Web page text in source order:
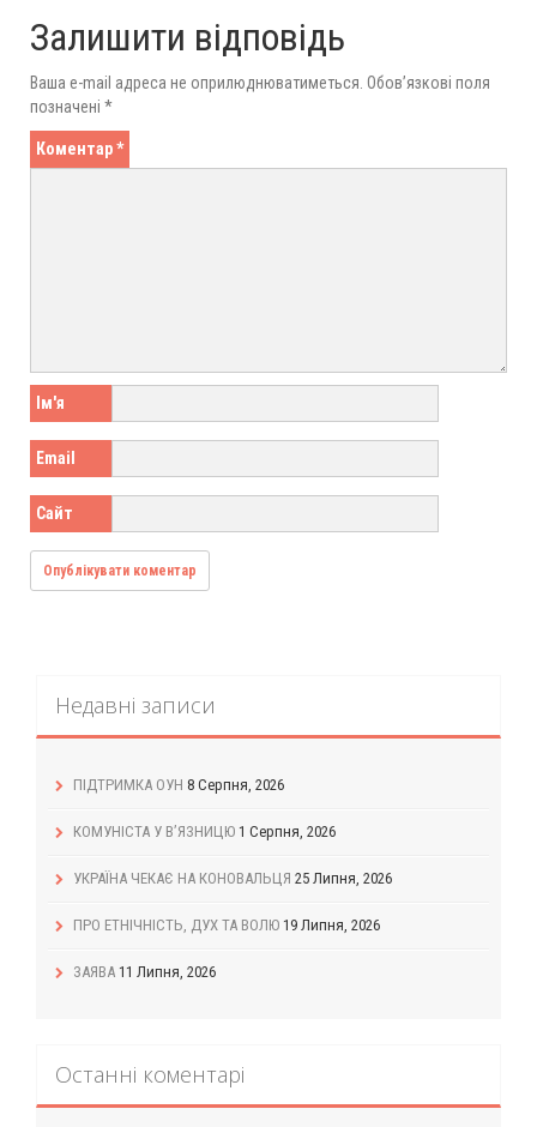
Залишити відповідь
Ваша e-mail адреса не оприлюднюватиметься. Обов’язкові поля
позначені *
Коментар*
Ім'я
Email
Сайт
Недавні записи
ПІДТРИМКА ОУН 8 Серпня, 2026
КОМУНІСТА У В’ЯЗНИЦЮ 1 Серпня, 2026
УКРАЇНА ЧЕКАЄ НА КОНОВАЛЬЦЯ 25 Липня, 2026
ПРО ЕТНІЧНІСТЬ, ДУХ ТА ВОЛЮ 19 Липня, 2026
ЗАЯВА 11 Липня, 2026
Останні коментарі